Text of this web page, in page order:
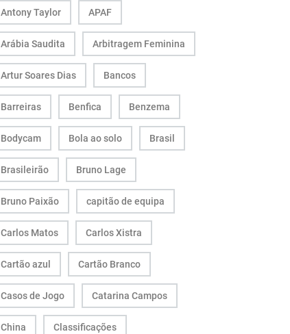
Antony Taylor APAF
Arábia Saudita Arbitragem Feminina
Artur Soares Dias Bancos
Barreiras Benfica Benzema
Bodycam Bola ao solo Brasil
Brasileirão Bruno Lage
Bruno Paixão capitão de equipa
Carlos Matos Carlos Xistra
Cartão azul Cartão Branco
Casos de Jogo Catarina Campos
China Classificações